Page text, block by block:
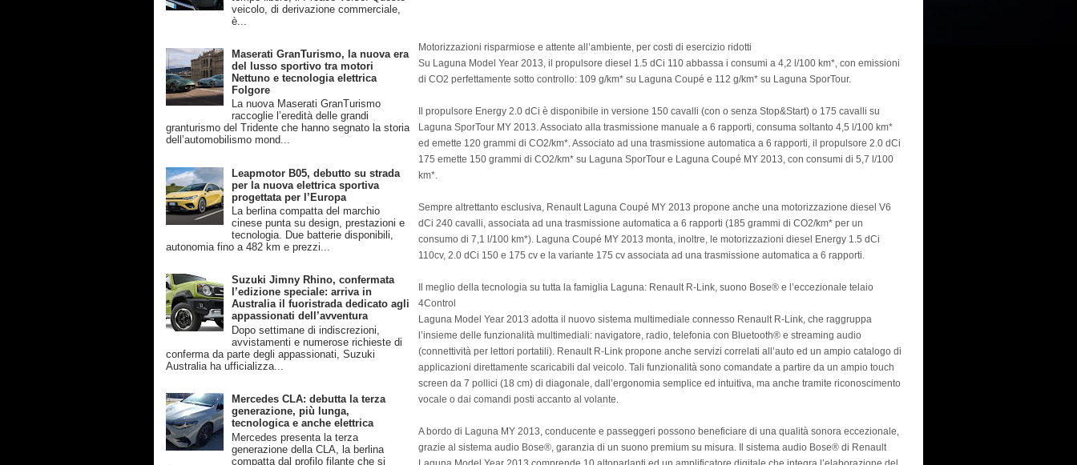
veicolo, di derivazione commerciale,
è...
Maserati GranTurismo, la nuova era
del lusso sportivo tra motori
Nettuno e tecnologia elettrica
Folgore
La nuova Maserati GranTurismo
raccoglie l’eredità delle grandi
granturismo del Tridente che hanno segnato la storia
dell’automobilismo mond...
Leapmotor B05, debutto su strada
per la nuova elettrica sportiva
progettata per l’Europa
La berlina compatta del marchio
cinese punta su design, prestazioni e
tecnologia. Due batterie disponibili,
autonomia fino a 482 km e prezzi...
Suzuki Jimny Rhino, confermata
l’edizione speciale: arriva in
Australia il fuoristrada dedicato agli
appassionati dell’avventura
Dopo settimane di indiscrezioni,
avvistamenti e numerose richieste di
conferma da parte degli appassionati, Suzuki
Australia ha ufficializza...
Mercedes CLA: debutta la terza
generazione, più lunga,
tecnologica e anche elettrica
Mercedes presenta la terza
generazione della CLA, la berlina
compatta dal profilo filante che si
Motorizzazioni risparmiose e attente all’ambiente, per costi di esercizio ridotti
Su Laguna Model Year 2013, il propulsore diesel 1.5 dCi 110 abbassa i consumi a 4,2 l/100 km*, con emissioni
di CO2 perfettamente sotto controllo: 109 g/km* su Laguna Coupé e 112 g/km* su Laguna SporTour.
Il propulsore Energy 2.0 dCi è disponibile in versione 150 cavalli (con o senza Stop&Start) o 175 cavalli su
Laguna SporTour MY 2013. Associato alla trasmissione manuale a 6 rapporti, consuma soltanto 4,5 l/100 km*
ed emette 120 grammi di CO2/km*. Associato ad una trasmissione automatica a 6 rapporti, il propulsore 2.0 dCi
175 emette 150 grammi di CO2/km* su Laguna SporTour e Laguna Coupé MY 2013, con consumi di 5,7 l/100
km*.
Sempre altrettanto esclusiva, Renault Laguna Coupé MY 2013 propone anche una motorizzazione diesel V6
dCi 240 cavalli, associata ad una trasmissione automatica a 6 rapporti (185 grammi di CO2/km* per un
consumo di 7,1 l/100 km*). Laguna Coupé MY 2013 monta, inoltre, le motorizzazioni diesel Energy 1.5 dCi
110cv, 2.0 dCi 150 e 175 cv e la variante 175 cv associata ad una trasmissione automatica a 6 rapporti.
Il meglio della tecnologia su tutta la famiglia Laguna: Renault R-Link, suono Bose® e l’eccezionale telaio
4Control
Laguna Model Year 2013 adotta il nuovo sistema multimediale connesso Renault R-Link, che raggruppa
l’insieme delle funzionalità multimediali: navigatore, radio, telefonia con Bluetooth® e streaming audio
(connettività per lettori portatili). Renault R-Link propone anche servizi correlati all’auto ed un ampio catalogo di
applicazioni direttamente scaricabili dal veicolo. Tali funzionalità sono comandate a partire da un ampio touch
screen da 7 pollici (18 cm) di diagonale, dall’ergonomia semplice ed intuitiva, ma anche tramite riconoscimento
vocale o dai comandi posti accanto al volante.
A bordo di Laguna MY 2013, conducente e passeggeri possono beneficiare di una qualità sonora eccezionale,
grazie al sistema audio Bose®, garanzia di un suono premium su misura. Il sistema audio Bose® di Renault